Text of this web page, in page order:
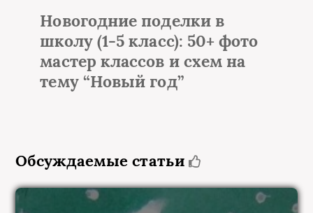
Елка из мишуры и
гирлянды на стене – 50+
идей настенной елки
Обсуждаемые статьи